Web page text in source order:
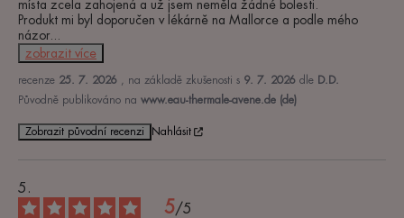
místa zcela zahojená a už jsem neměla žádné bolesti.
Produkt mi byl doporučen v lékárně na Mallorce a podle mého
názor...
zobrazit více
recenze 25. 7. 2026 , na základě zkušenosti s 9. 7. 2026 dle D.D.
Původně publikováno na www.eau-thermale-avene.de (de)
Zobrazit původní recenzi Nahlásit
5/5